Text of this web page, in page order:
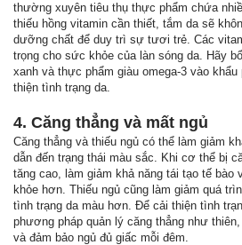
thường xuyên tiêu thụ thực phẩm chứa
thiếu hồng vitamin cần thiết, tắm da sẽ
dưỡng chất để duy trì sự tươi trẻ. Các
trọng cho sức khỏe của làn sóng da. Hãy
xanh và thực phẩm giàu omega-3 vào khẩu
thiện tình trạng da.
4. Căng thẳng và mất ngủ
Căng thẳng và thiếu ngủ có thể làm giảm
dẫn đến trạng thái màu sắc. Khi cơ thể bị
tăng cao, làm giảm khả năng tái tạo tế bào
khỏe hơn. Thiếu ngủ cũng làm giảm quá
tình trạng da màu hơn. Để cải thiện tình
phương pháp quản lý căng thẳng như
và đảm bảo ngủ đủ giấc mỗi đêm.